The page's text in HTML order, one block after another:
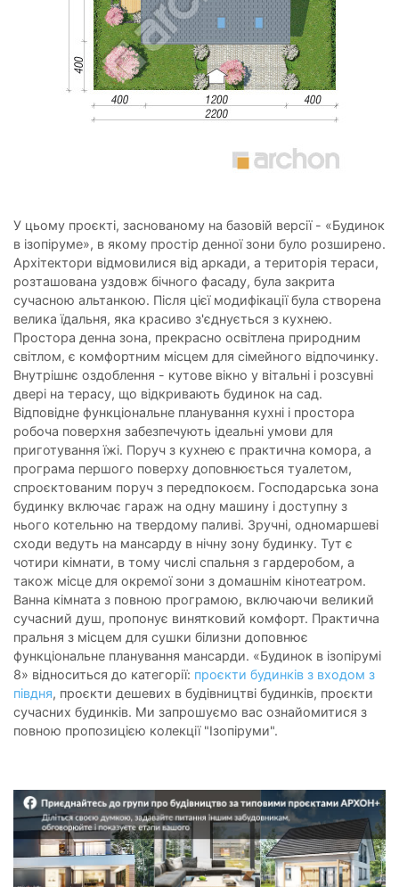
У цьому проєкті, заснованому на базовій версії - «Будинок
в ізопіруме», в якому простір денної зони було розширено.
Архітектори відмовилися від аркади, а територія тераси,
розташована уздовж бічного фасаду, була закрита
сучасною альтанкою. Після цієї модифікації була створена
велика їдальня, яка красиво з'єднується з кухнею.
Простора денна зона, прекрасно освітлена природним
світлом, є комфортним місцем для сімейного відпочинку.
Внутрішнє оздоблення - кутове вікно у вітальні і розсувні
двері на терасу, що відкривають будинок на сад.
Відповідне функціональне планування кухні і простора
робоча поверхня забезпечують ідеальні умови для
приготування їжі. Поруч з кухнею є практична комора, а
програма першого поверху доповнюється туалетом,
спроєктованим поруч з передпокоєм. Господарська зона
будинку включає гараж на одну машину і доступну з
нього котельню на твердому паливі. Зручні, одномаршеві
сходи ведуть на мансарду в нічну зону будинку. Тут є
чотири кімнати, в тому числі спальня з гардеробом, а
також місце для окремої зони з домашнім кінотеатром.
Ванна кімната з повною програмою, включаючи великий
сучасний душ, пропонує винятковий комфорт. Практична
пральня з місцем для сушки білизни доповнює
функціональне планування мансарди. «Будинок в ізопірумі
8» відноситься до категорії: проєкти будинків з входом з
півдня, проєкти дешевих в будівництві будинків, проєкти
сучасних будинків. Ми запрошуємо вас ознайомитися з
повною пропозицією колекції "Ізопіруми".